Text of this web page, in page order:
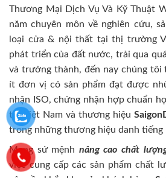
Thương Mại Dịch Vụ Và Kỹ Thuật
năm chuyên môn về nghiên cứu,
loại cửa & nội thất tại thị trường
phát triển của đất nước, trải qua
và trưởng thành, đến nay chúng
ít đơn vị có sản phẩm đạt được
nhận ISO, chứng nhận hợp chuẩn
tại Việt Nam và thương hiệu
trong những thương hiệu danh tiếng
Mang sứ mệnh nâng cao chất
việc cung cấp các sản phẩm chất